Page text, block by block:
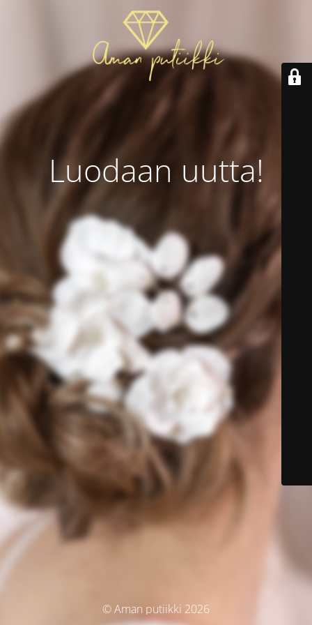
Luodaan uutta!
© Aman putiikki 2026